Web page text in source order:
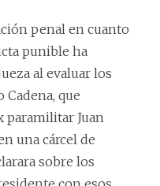
penal en cuanto
punible ha
al evaluar los
que
paramilitar Juan
una cárcel de
sobre los